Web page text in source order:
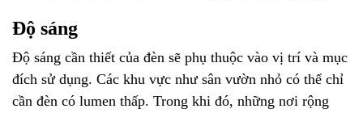
Độ sáng
Độ sáng cần thiết của đèn sẽ phụ thuộc vào vị trí và mục
đích sử dụng. Các khu vực như sân vườn nhỏ có thể chỉ
cần đèn có lumen thấp. Trong khi đó, những nơi rộng